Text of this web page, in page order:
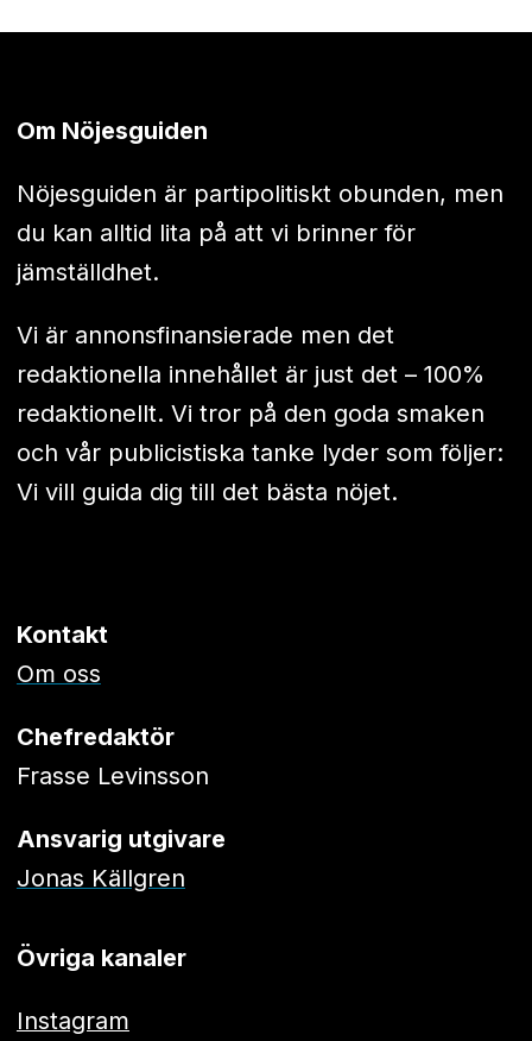
Om Nöjesguiden
Nöjesguiden är partipolitiskt obunden, men
du kan alltid lita på att vi brinner för
jämställdhet.
Vi är annonsfinansierade men det
redaktionella innehållet är just det – 100%
redaktionellt. Vi tror på den goda smaken
och vår publicistiska tanke lyder som följer:
Vi vill guida dig till det bästa nöjet.
Kontakt
Om oss
Chefredaktör
Frasse Levinsson
Ansvarig utgivare
Jonas Källgren
Övriga kanaler
Instagram